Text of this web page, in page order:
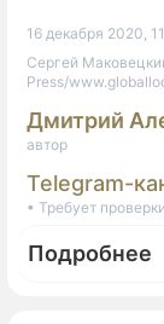
16 декабря 2020,
Сергей
Press/
Дмитрий
автор
Telegram-
• Требует проверки
Подробнее